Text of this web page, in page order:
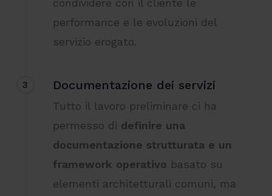
condividere con il cliente le
performance e le evoluzioni del
servizio erogato.
3 Documentazione dei servizi
Tutto il lavoro preliminare ci ha
permesso di definire una
documentazione strutturata e un
framework operativo basato su
elementi architetturali comuni, ma